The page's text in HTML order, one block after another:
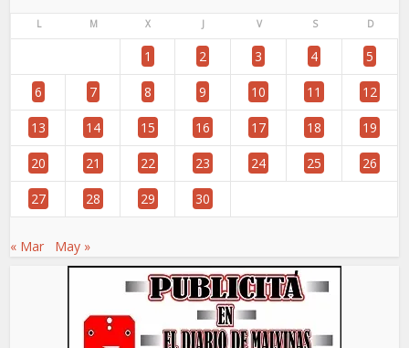
L M X J V S D
1 2 3 4 5
6 7 8 9 10 11 12
13 14 15 16 17 18 19
20 21 22 23 24 25 26
27 28 29 30
« Mar May »